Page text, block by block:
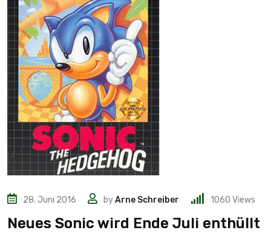
28. Juni 2016 byArne Schreiber 1060 Views
Neues Sonic wird Ende Juli enthüllt